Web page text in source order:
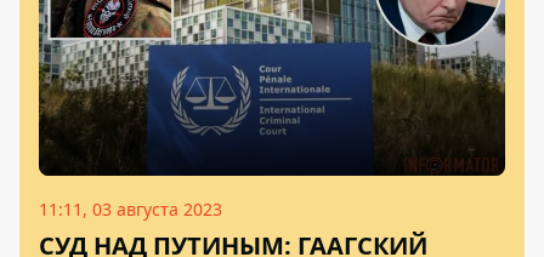
11:11, 03 августа 2023
СУД НАД ПУТИНЫМ: ГААГСКИЙ